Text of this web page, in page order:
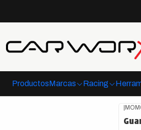
ProductosMarcas Racing
Guantes de competición
|